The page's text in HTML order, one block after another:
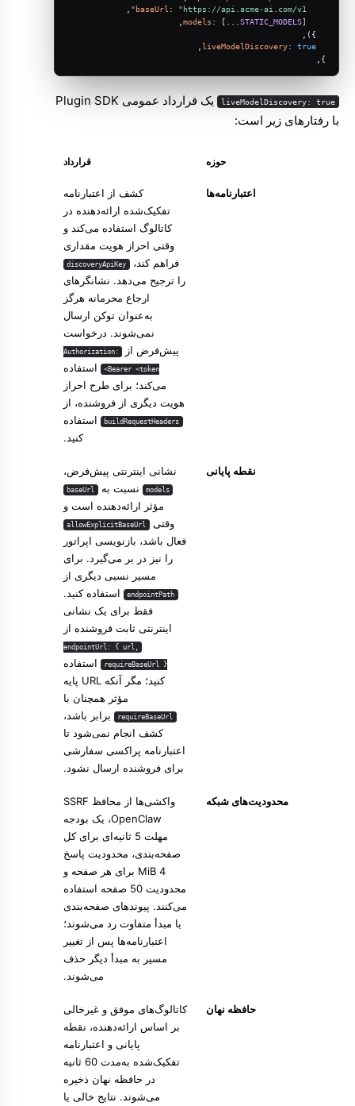
baseUrl : "https://api.acme-ai.com/v1"
models : [... STATIC_MODELS],
liveModelDiscovery: true
,
},
liveModelDiscovery: true
یک قرارداد عمومی Plugin SDK
با رفتارهای زیر است:
حوزه قرارداد
اعتبارنامه‌ها
کشف از اعتبارنامه
تفکیک‌شده ارائه‌دهنده در
کاتالوگ استفاده می‌کند و
وقتی احراز هویت مقداری
فراهم کند، discoveryApiKey
را ترجیح می‌دهد. نشانگرهای
ارجاع محرمانه هرگز
به‌عنوان توکن ارسال
نمی‌شوند. درخواست
پیش‌فرض از
Authorization:
Bearer <token>
استفاده
می‌کند؛ برای طرح احراز
هویت دیگری از فروشنده، از
buildRequestHeaders
استفاده
کنید.
نقطه پایانی نشانی اینترنتی پیش‌فرض،
models نسبت به baseUrl
مؤثر ارائه‌دهنده است و
وقتی
allowExplicitBaseUrl
فعال باشد، بازنویسی اپراتور
را نیز در بر می‌گیرد. برای
مسیر نسبی دیگری از
endpointPath
استفاده کنید.
فقط برای یک نشانی
اینترنتی ثابت فروشنده از
endpointUrl: { url,
requireBaseUrl }
استفاده
کنید؛ مگر آنکه URL پایه
مؤثر همچنان با
requireBaseUrl
برابر باشد،
کشف انجام نمی‌شود تا
اعتبارنامه پراکسی سفارشی
برای فروشنده ارسال نشود.
محدودیت‌های شبکه
واکشی‌ها از محافظ SSRF
‏OpenClaw، یک بودجه
مهلت 5 ثانیه‌ای برای کل
صفحه‌بندی، محدودیت پاسخ
4 MiB برای هر صفحه و
محدودیت 50 صفحه استفاده
می‌کنند. پیوندهای صفحه‌بندی
با مبدأ متفاوت رد می‌شوند؛
اعتبارنامه‌ها پس از تغییر
مسیر به مبدأ دیگر حذف
می‌شوند.
حافظه نهان
کاتالوگ‌های موفق و غیرخالی
بر اساس ارائه‌دهنده، نقطه
پایانی و اعتبارنامه
تفکیک‌شده به‌مدت 60 ثانیه
در حافظه نهان ذخیره
می‌شوند. نتایج خالی یا